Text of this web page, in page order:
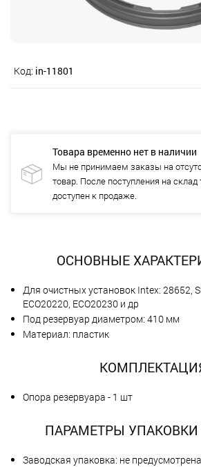
Код: in-11801
Товара временно нет в наличии
Мы не принимаем заказы на
товар. После поступления на склад
доступен к продаже.
ОСНОВНЫЕ
Для очистных установок Intex: 28652,
ECO20220, ECO20230 и др
Под резервуар диаметром: 410 мм
Материал: пластик
Опора резервуара - 1 шт
ПАРАМЕТРЫ УПАКОВКИ
Заводская упаковка: не предусмотрена